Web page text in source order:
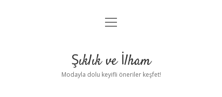
Anasayfa
Yasal Uyarı
menüyü
Şıklık ve İlham
Modayla dolu keyifli öneriler keşfet!